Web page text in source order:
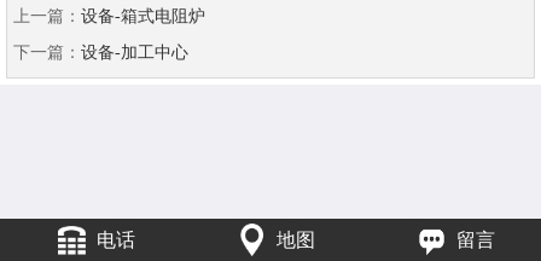
上一篇： 设备-箱式电阻炉
下一篇： 设备-加工中心
电话 地图 留言